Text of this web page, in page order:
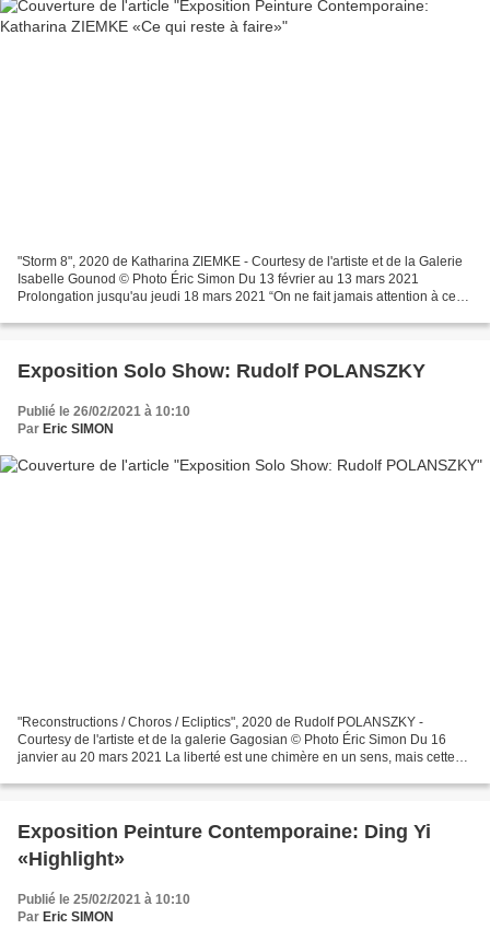
"Storm 8", 2020 de Katharina ZIEMKE - Courtesy de l'artiste et de la Galerie
Isabelle Gounod © Photo Éric Simon Du 13 février au 13 mars 2021
Prolongation jusqu'au jeudi 18 mars 2021 “On ne fait jamais attention à ce
Exposition Solo Show: Rudolf POLANSZKY
Publié le 26/02/2021 à 10:10
Par Eric SIMON
"Reconstructions / Choros / Ecliptics", 2020 de Rudolf POLANSZKY -
Courtesy de l'artiste et de la galerie Gagosian © Photo Éric Simon Du 16
janvier au 20 mars 2021 La liberté est une chimère en un sens, mais cette
Exposition Peinture Contemporaine: Ding Yi
«Highlight»
Publié le 25/02/2021 à 10:10
Par Eric SIMON